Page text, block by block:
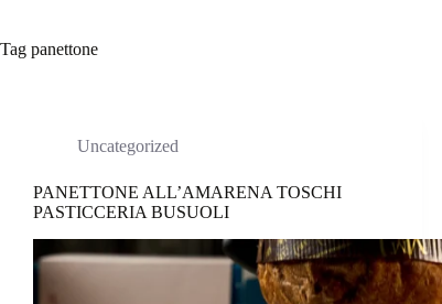
Tag panettone
Uncategorized
PANETTONE ALL’AMARENA TOSCHI
PASTICCERIA BUSUOLI